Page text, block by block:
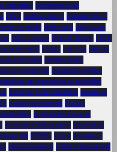
saludable desinformación
DGT diabetes tipo 1 diabetes tipo 2
dietas de moda diferencial diligencias
dolor crónico Donald Trump DXY
rural Egipto ejercicio ejército
renovable enfermedades
de corrupción escándalo político
en reparación de portátiles
Estilo de Vida Saludable estrategia
eurocopa femenina Europa
exploración espacial
Ferrocarril Subterráneo Festival de
FOMC Forex Fórmula 1
fútbol femenino fútbol internacional